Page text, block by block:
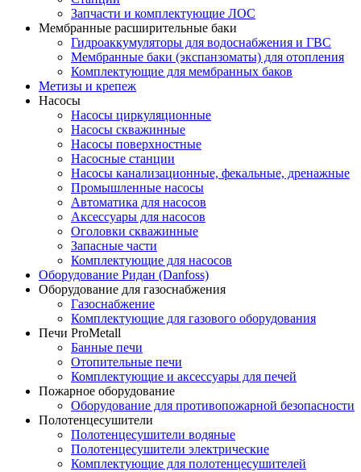
Запчасти и комплектующие ЛОС
Мембранные расширительные баки
Гидроаккумуляторы для водоснабжения и ГВС
Мембранные баки (экспанзоматы) для отопления
Комплектующие для мембранных баков
Метизы и крепеж
Насосы
Насосы циркуляционные
Насосы скважинные
Насосы поверхностные
Насосные станции
Насосы канализационные, фекальные, дренажные
Промышленные насосы
Автоматика для насосов
Аксессуары для насосов
Оголовки скважинные
Запасные части
Комплектующие для насосов
Оборудование Ридан (Danfoss)
Оборудование для газоснабжения
Газоснабжение
Комплектующие для газового оборудования
Печи ProMetall
Банные печи
Отопительные печи
Комплектующие и аксессуары для печей
Пожарное оборудование
Оборудование для противопожарной безопасности
Полотенцесушители
Полотенцесушители водяные
Полотенцесушители электрические
Комплектующие для полотенцесушителей